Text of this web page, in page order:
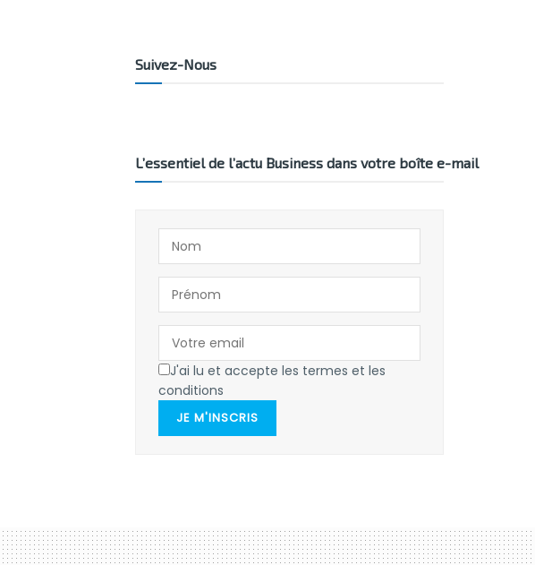
Suivez-Nous
L’essentiel de l’actu Business dans votre boîte e-mail
J'ai lu et accepte les termes et les
conditions
JE M'INSCRIS